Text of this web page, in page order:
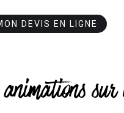
DEVIS EN LIGNE
sur